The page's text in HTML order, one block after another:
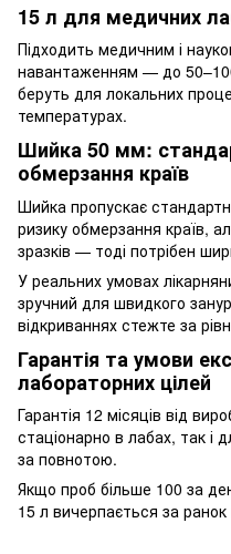
15 л для медичних
Підходить медичним і
навантаженням — до
беруть для локальних
температурах.
Шийка 50 мм:
обмерзання країв
Шийка пропускає
ризику обмерзання країв,
зразків — тоді потрібен
У реальних умовах
зручний для швидкого
відкриваннях стежте за
Гарантія та умови
лабораторних цілей
Гарантія 12 місяців від
стаціонарно в лабах, так і
за повнотою.
Якщо проб більше 100 за
15 л вичерпається за